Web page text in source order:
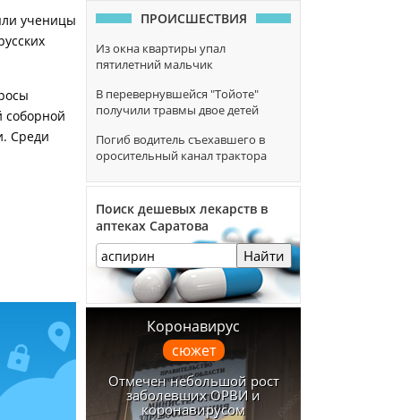
ученицы
cоборной
Cреди
ПРОИСШЕСТВИЯ
Из окна квартиры упал
пятилетний мальчик
В перевернувшейся "Тойоте"
получили травмы двое детей
Погиб водитель съехавшего в
оросительный канал трактора
Поиск дешевых лекарств в
аптеках Саратова
Найти
Коронавирус
сюжет
Отмечен небольшой рост
заболевших ОРВИ и
коронавирусом